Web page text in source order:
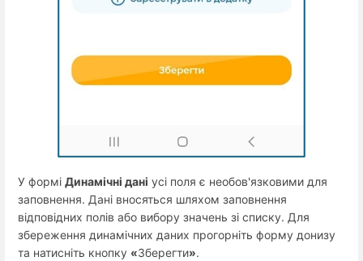
У формі Динамічні дані усі поля є необов'язковими для
заповнення. Дані вносяться шляхом заповнення
відповідних полів або вибору значень зі списку. Для
збереження динамічних даних прогорніть форму донизу
та натисніть кнопку «Зберегти».